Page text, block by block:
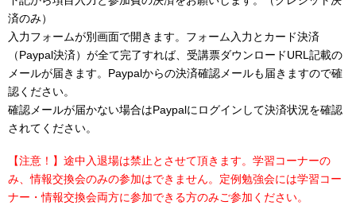
済のみ）
入力フォームが別画面で開きます。フォーム入力とカード決済
（Paypal決済）が全て完了すれば、受講票ダウンロードURL記載の
メールが届きます。Paypalからの決済確認メールも届きますので確
認ください。
確認メールが届かない場合はPaypalにログインして決済状況を確認
されてください。
【注意！】途中入退場は禁止とさせて頂きます。学習コーナーの
み、情報交換会のみの参加はできません。定例勉強会には学習コー
ナー・情報交換会両方に参加できる方のみご参加ください。